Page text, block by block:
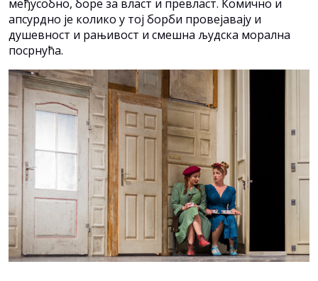
међусобно, боре за власт и превласт. Комично и
апсурдно је колико у тој борби провејавају и
душевност и рањивост и смешна људска морална
посрнућа.